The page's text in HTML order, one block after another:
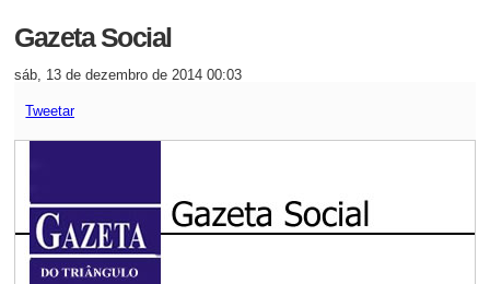
Gazeta Social
sáb, 13 de dezembro de 2014 00:03
Tweetar